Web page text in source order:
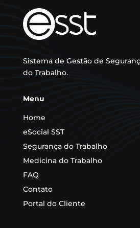
Sistema de Gestão de
do Trabalho.
Menu
Home
eSocial SST
Segurança do Trabalho
Medicina do Trabalho
FAQ
Contato
Portal do Cliente